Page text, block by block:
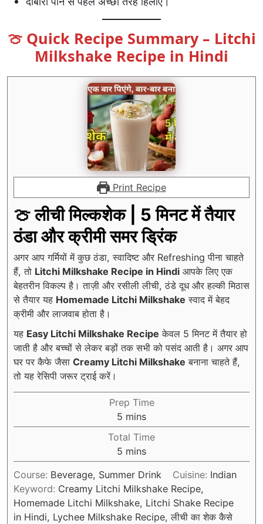
🍈 Quick Recipe Summary – Litchi
Milkshake Recipe in Hindi
Print Recipe
🍈 लीची मिल्कशेक | 5 मिनट में तैयार
ठंडा और क्रीमी समर ड्रिंक
अगर आप गर्मियों में कुछ ठंडा, स्वादिष्ट और Refreshing पीना चाहते
हैं, तो Litchi Milkshake Recipe in Hindi आपके लिए एक
बेहतरीन विकल्प है। ताज़ी और रसीली लीची, ठंडे दूध और हल्की मिठास
से तैयार यह Homemade Litchi Milkshake स्वाद में बेहद
क्रीमी और लाजवाब होता है।
यह Easy Litchi Milkshake Recipe केवल 5 मिनट में तैयार हो
जाती है और बच्चों से लेकर बड़ों तक सभी को पसंद आती है। अगर आप
घर पर कैफे जैसा Creamy Litchi Milkshake बनाना चाहते हैं,
तो यह रेसिपी जरूर ट्राई करें।
Prep Time
5 minutes
mins
Total Time
5 minutes
mins
Course: Beverage, Summer Drink Cuisine: Indian
Keyword: Creamy Litchi Milkshake Recipe,
Homemade Litchi Milkshake, Litchi Shake Recipe
in Hindi, Lychee Milkshake Recipe, लीची का शेक कैसे